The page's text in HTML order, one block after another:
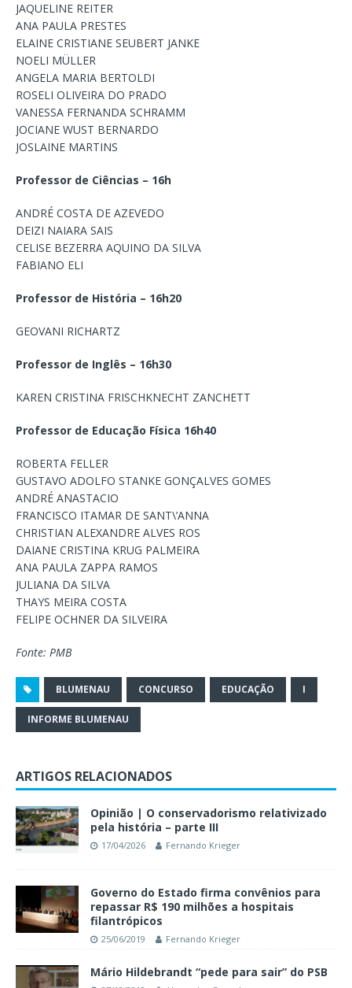
JAQUELINE REITER
ANA PAULA PRESTES
ELAINE CRISTIANE SEUBERT JANKE
NOELI MÜLLER
ANGELA MARIA BERTOLDI
ROSELI OLIVEIRA DO PRADO
VANESSA FERNANDA SCHRAMM
JOCIANE WUST BERNARDO
JOSLAINE MARTINS
Professor de Ciências – 16h
ANDRÉ COSTA DE AZEVEDO
DEIZI NAIARA SAIS
CELISE BEZERRA AQUINO DA SILVA
FABIANO ELI
Professor de História – 16h20
GEOVANI RICHARTZ
Professor de Inglês – 16h30
KAREN CRISTINA FRISCHKNECHT ZANCHETT
Professor de Educação Física 16h40
ROBERTA FELLER
GUSTAVO ADOLFO STANKE GONÇALVES GOMES
ANDRÉ ANASTACIO
FRANCISCO ITAMAR DE SANT\’ANNA
CHRISTIAN ALEXANDRE ALVES ROS
DAIANE CRISTINA KRUG PALMEIRA
ANA PAULA ZAPPA RAMOS
JULIANA DA SILVA
THAYS MEIRA COSTA
FELIPE OCHNER DA SILVEIRA
Fonte: PMB
BLUMENAU CONCURSO EDUCAÇÃO I
INFORME BLUMENAU
ARTIGOS RELACIONADOS
Opinião | O conservadorismo relativizado
pela história – parte III
17/04/2026 Fernando Krieger
Governo do Estado firma convênios para
repassar R$ 190 milhões a hospitais
filantrópicos
25/06/2019 Fernando Krieger
Mário Hildebrandt “pede para sair” do PSB